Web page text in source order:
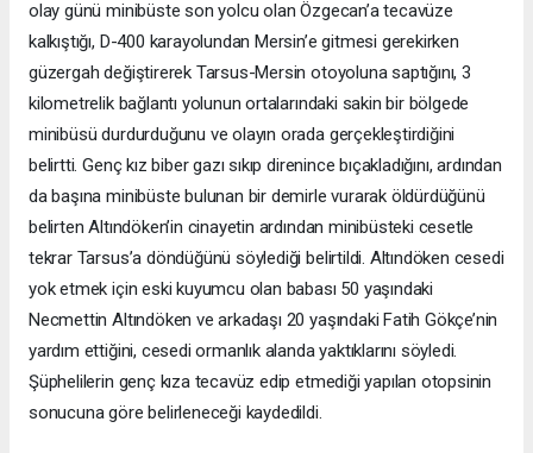
olay günü minibüste son yolcu olan Özgecan’a tecavüze
kalkıştığı, D-400 karayolundan Mersin’e gitmesi gerekirken
güzergah değiştirerek Tarsus-Mersin otoyoluna saptığını, 3
kilometrelik bağlantı yolunun ortalarındaki sakin bir bölgede
minibüsü durdurduğunu ve olayın orada gerçekleştirdiğini
belirtti. Genç kız biber gazı sıkıp direnince bıçakladığını, ardından
da başına minibüste bulunan bir demirle vurarak öldürdüğünü
belirten Altındöken’in cinayetin ardından minibüsteki cesetle
tekrar Tarsus’a döndüğünü söylediği belirtildi. Altındöken cesedi
yok etmek için eski kuyumcu olan babası 50 yaşındaki
Necmettin Altındöken ve arkadaşı 20 yaşındaki Fatih Gökçe’nin
yardım ettiğini, cesedi ormanlık alanda yaktıklarını söyledi.
Şüphelilerin genç kıza tecavüz edip etmediği yapılan otopsinin
sonucuna göre belirleneceği kaydedildi.